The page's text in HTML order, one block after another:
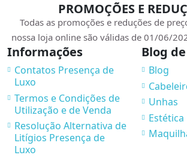
PROMOÇÕES E
Todas as promoções e reduções de
nossa loja online são válidas de 01/06/
Informações
Contatos Presença de
Luxo
Termos e Condições de
Utilização e de Venda
Resolução Alternativa de
Litígios Presença de
Luxo
Blog
Blog
Unhas
Estética